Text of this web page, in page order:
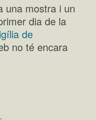
una mostra i un
dia de la
de
no té encara